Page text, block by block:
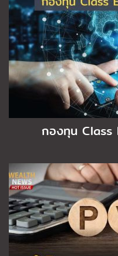
กองทุน Class